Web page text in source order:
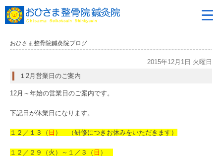
おひさま整骨院鍼灸院ブログ
2015年12月1日 火曜日
１2月営業日のご案内
12月～年始の営業日のご案内です。
下記日が休業日になります。
１２／１３（ 日 ） （研修につきお休みをいただきます）
１２／２９（火）～１／３（ 日 ）